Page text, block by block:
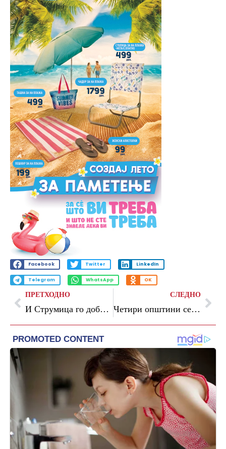
Facebook Twitter LinkedIn
Telegram WhatsApp OK
ПРЕТХОДНО
И Струмица го добива својот „Lidl“: Поставен камен-темелникот на новиот маркет
СЛЕДНО
Четири општини се најпогодени од невремето во Скопје, поплавени улици и дворови